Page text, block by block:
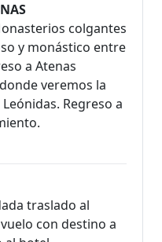
colgantes
y monástico entre
a Atenas
veremos la
Regreso a
traslado al
con destino a